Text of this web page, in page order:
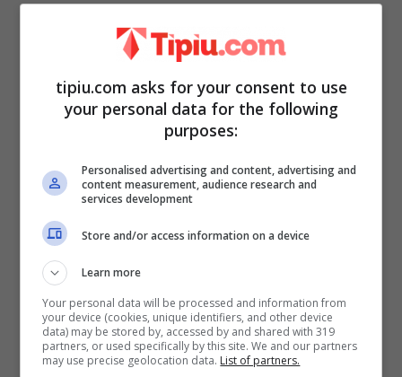
tipiu.com asks for your consent to use
your personal data for the following
purposes:
Personalised advertising and content, advertising and
content measurement, audience research and
services development
Store and/or access information on a device
Learn more
Your personal data will be processed and information from
your device (cookies, unique identifiers, and other device
data) may be stored by, accessed by and shared with 319
partners, or used specifically by this site. We and our partners
may use precise geolocation data. List of partners.